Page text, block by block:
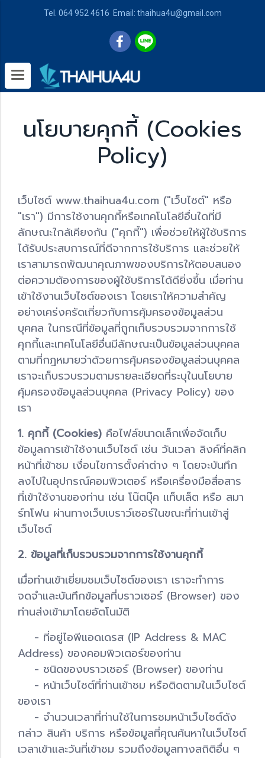
Tel. 064 952 4616 Email: thaihua4u@gmail.com
นโยบายคุกกี้ (Cookies
Policy)
เว็บไซต์ www.thaihua4u.com ("เว็บไซต์" หรือ
"เรา") มีการใช้งานคุกกี้หรือเทคโนโลยีอื่นใดที่มี
ลักษณะใกล้เคียงกัน ("คุกกี้") เพื่อช่วยให้ผู้ใช้บริการ
ได้รับประสบการณ์ที่ดีจากการใช้บริการ และช่วยให้
เราสามารถพัฒนาคุณภาพของบริการให้ตอบสนอง
ต่อความต้องการของผู้ใช้บริการได้ดียิ่งขึ้น เมื่อท่าน
เข้าใช้งานเว็บไซต์ของเรา โดยเราให้ความสำคัญ
อย่างเคร่งครัดเกี่ยวกับการคุ้มครองข้อมูลส่วน
บุคคล ในกรณีที่ข้อมูลที่ถูกเก็บรวบรวมจากการใช้
คุกกี้และเทคโนโลยีอื่นมีลักษณะเป็นข้อมูลส่วนบุคคล
ตามที่กฎหมายว่าด้วยการคุ้มครองข้อมูลส่วนบุคคล
เราจะเก็บรวบรวมตามรายละเอียดที่ระบุในนโยบาย
คุ้มครองข้อมูลส่วนบุคคล (Privacy Policy) ของ
เรา
1. คุกกี้ (Cookies) คือไฟล์ขนาดเล็กเพื่อจัดเก็บ
ข้อมูลการเข้าใช้งานเว็บไซต์ เช่น วันเวลา ลิงค์ที่คลิก
หน้าที่เข้าชม เงื่อนไขการตั้งค่าต่าง ๆ โดยจะบันทึก
ลงไปในอุปกรณ์คอมพิวเตอร์ หรือเครื่องมือสื่อสาร
ที่เข้าใช้งานของท่าน เช่น โน๊ตบุ๊ค แท็บเล็ต หรือ สมา
ร์ทโฟน ผ่านทางเว็บเบราว์เซอร์ในขณะที่ท่านเข้าสู่
เว็บไซต์
2. ข้อมูลที่เก็บรวบรวมจากการใช้งานคุกกี้
เมื่อท่านเข้าเยี่ยมชมเว็บไซต์ของเรา เราจะทำการ
จดจำและบันทึกข้อมูลที่บราวเซอร์ (Browser) ของ
ท่านส่งเข้ามาโดยอัตโนมัติ
- ที่อยู่ไอพีแอดเดรส (IP Address & MAC
Address) ของคอมพิวเตอร์ของท่าน
- ชนิดของบราวเซอร์ (Browser) ของท่าน
- หน้าเว็บไซต์ที่ท่านเข้าชม หรือติดตามในเว็บไซต์
ของเรา
- จำนวนเวลาที่ท่านใช้ในการชมหน้าเว็บไซต์ดัง
กล่าว สินค้า บริการ หรือข้อมูลที่คุณค้นหาในเว็บไซต์
เวลาเข้าและวันที่เข้าชม รวมถึงข้อมูลทางสถิติอื่น ๆ